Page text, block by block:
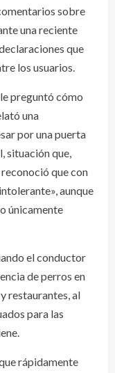
sobre
una reciente
que
los usuarios.
le preguntó cómo
una
por una puerta
situación que,
que con
aunque
únicamente
el conductor
de perros en
restaurantes, al
para las
rápidamente